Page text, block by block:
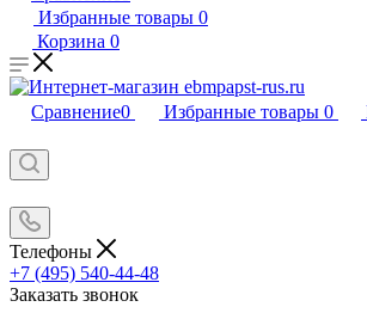
Избранные товары 0
Корзина 0
Сравнение0 Избранные товары 0
Телефоны
+7 (495) 540-44-48
Заказать звонок